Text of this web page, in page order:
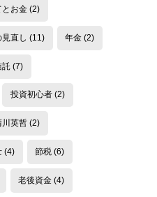
とお金(2)
直し (11) 年金 (2)
託 (7)
投資初心者(2)
川英哲(2)
(4) 節税 (6)
老後資金 (4)